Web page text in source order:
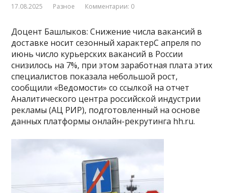
17.08.2025 Разное Комментарии: 0
Доцент Башлыков: Снижение числа вакансий в
доставке носит сезонный характерС апреля по
июнь число курьерских вакансий в России
снизилось на 7%, при этом заработная плата этих
специалистов показала небольшой рост,
сообщили «Ведомости» со ссылкой на отчет
Аналитического центра российской индустрии
рекламы (АЦ РИР), подготовленный на основе
данных платформы онлайн-рекрутинга hh.ru.